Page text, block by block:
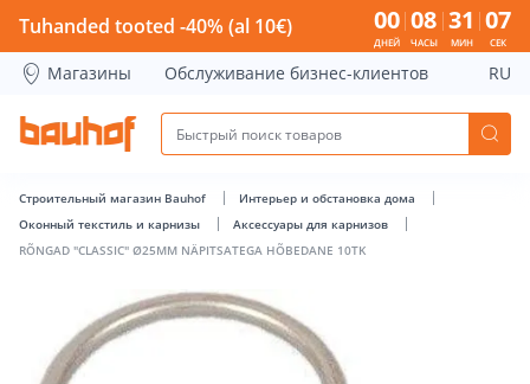
RÕNGAD &quot;CLASSIC&quot; Ø25MM NÄPITSATEGA
Tuhanded tooted -40% (al 10€) 00
ДНЕЙ
08
ЧАСЫ
31
МИН
06
СЕК
Магазины Обслуживание бизнес-клиентов RU
Строительный магазин Bauhof
Интерьер и обстановка дома
Оконный текстиль и карнизы
Аксессуары для карнизов
RÕNGAD "CLASSIC" Ø25MM NÄPITSATEGA HÕBEDANE 10TK